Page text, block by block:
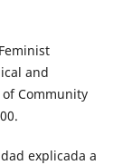
and
Community
explicada a